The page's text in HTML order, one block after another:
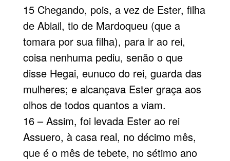
15 Chegando, pois, a vez de Ester, filha
de Abiail, tio de Mardoqueu (que a
tomara por sua filha), para ir ao rei,
coisa nenhuma pediu, senão o que
disse Hegai, eunuco do rei, guarda das
mulheres; e alcançava Ester graça aos
olhos de todos quantos a viam.
16 – Assim, foi levada Ester ao rei
Assuero, à casa real, no décimo mês,
que é o mês de tebete, no sétimo ano